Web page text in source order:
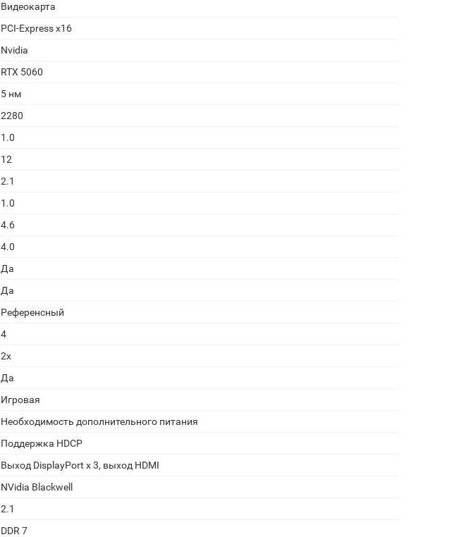
Видеокарта
PCI-Express x16
Nvidia
RTX 5060
5 нм
2280
1.0
12
2.1
1.0
4.6
4.0
Да
Да
Референсный
4
2x
Да
Игровая
Необходимость дополнительного питания
Поддержка HDCP
Выход DisplayPort x 3, выход HDMI
NVidia Blackwell
2.1
DDR 7